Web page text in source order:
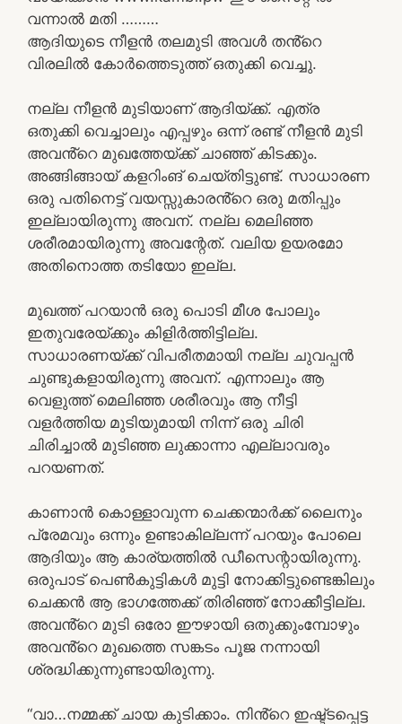
വന്നാൽ മതി ………
ആദിയുടെ നീളൻ തലമുടി അവൾ തൻ്റെ
വിരലിൽ കോർത്തെടുത്ത് ഒതുക്കി വെച്ചു.
നല്ല നീളൻ മുടിയാണ് ആദിയ്ക്ക്. എത്ര
ഒതുക്കി വെച്ചാലും എപ്പഴും ഒന്ന് രണ്ട് നീളൻ മുടി
അവൻ്റെ മുഖത്തേയ്ക്ക് ചാഞ്ഞ് കിടക്കും.
അങ്ങിങ്ങായ് കളറിംങ് ചെയ്തിട്ടുണ്ട്. സാധാരണ
ഒരു പതിനെട്ട് വയസ്സുകാരൻ്റെ ഒരു മതിപ്പും
ഇല്ലായിരുന്നു അവന്. നല്ല മെലിഞ്ഞ
ശരീരമായിരുന്നു അവന്റേത്. വലിയ ഉയരമോ
അതിനൊത്ത തടിയോ ഇല്ല.
മുഖത്ത് പറയാൻ ഒരു പൊടി മീശ പോലും
ഇതുവരേയ്ക്കും കിളിർത്തിട്ടില്ല.
സാധാരണയ്ക്ക് വിപരീതമായി നല്ല ചുവപ്പൻ
ചുണ്ടുകളായിരുന്നു അവന്. എന്നാലും ആ
വെളുത്ത് മെലിഞ്ഞ ശരീരവും ആ നീട്ടി
വളർത്തിയ മുടിയുമായി നിന്ന് ഒരു ചിരി
ചിരിച്ചാൽ മുടിഞ്ഞ ലുക്കാന്നാ എല്ലാവരും
പറയണത്.
കാണാൻ കൊള്ളാവുന്ന ചെക്കന്മാർക്ക് ലൈനും
പ്രേമവും ഒന്നും ഉണ്ടാകില്ലന്ന് പറയും പോലെ
ആദിയും ആ കാര്യത്തിൽ ഡീസെന്റായിരുന്നു.
ഒരുപാട് പെൺകുട്ടികൾ മുട്ടി നോക്കിട്ടുണ്ടെങ്കിലും
ചെക്കൻ ആ ഭാഗത്തേക്ക് തിരിഞ്ഞ് നോക്കീട്ടില്ല.
അവൻ്റെ മുടി ഒരോ ഈഴായി ഒതുക്കുംമ്പോഴും
അവൻ്റെ മുഖത്തെ സങ്കടം പൂജ നന്നായി
ശ്രദ്ധിക്കുന്നുണ്ടായിരുന്നു.
“വാ…നമ്മക്ക് ചായ കുടിക്കാം. നിൻ്റെ ഇഷ്ട്ടപ്പെട്ട